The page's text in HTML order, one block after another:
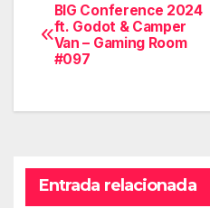
Navegación
de
BIG Conference 2024
ft. Godot & Camper
Van – Gaming Room
#097
Entrada relacionada